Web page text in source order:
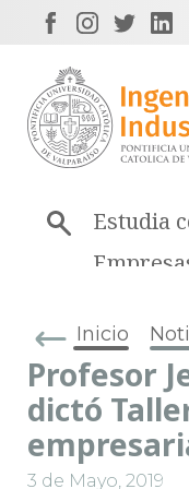
Estudia
Inicio
Profesor
dictó
3 de Mayo, 2019